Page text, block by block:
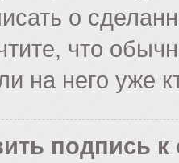
о
что
на него уже
подпись